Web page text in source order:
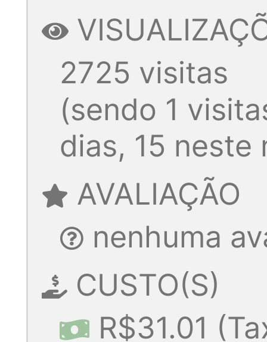
2725 visitas
(sendo 1
dias, 15 neste
AVALIAÇÃO
nenhuma
CUSTO(S)
R$31.01